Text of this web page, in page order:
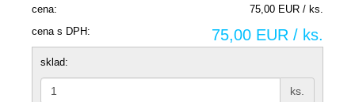
cena:
75,00 EUR / ks.
cena s DPH:
75,00 EUR / ks.
sklad:
ks.